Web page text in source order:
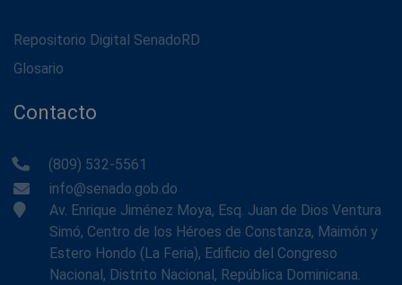
Repositorio Digital SenadoRD
Glosario
Contacto
(809) 532-5561
info@senado.gob.do
Av. Enrique Jiménez Moya, Esq. Juan de Dios Ventura
Simó, Centro de los Héroes de Constanza, Maimón y
Estero Hondo (La Feria), Edificio del Congreso
Nacional, Distrito Nacional, República Dominicana.